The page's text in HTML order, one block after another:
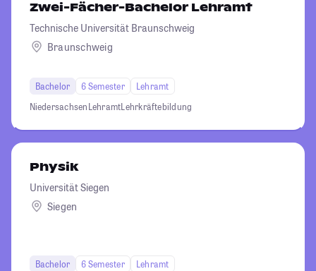
Zwei-Fächer-Bachelor Lehramt
Technische Universität Braunschweig
Braunschweig
Bachelor 6 Semester
Lehramt
NiedersachsenLehramtLehrkräftebildung
Physik
Universität Siegen
Siegen
Bachelor 6 Semester Lehramt